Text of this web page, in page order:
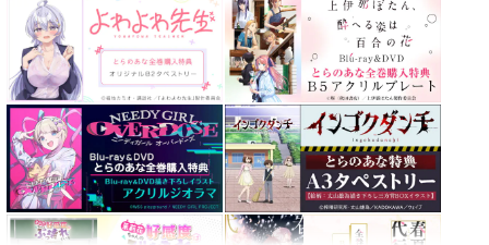
カルデアエミッション
チョコレート・ショッ
プ
2,530円（税込）
Fate/Grand Order
メリュジーヌ
サンプル
FGO OEKAKI Rando
m5
たけさと
1,320 円（税込）
Fate/Grand Order
鈴鹿御前
サンプル
蒐集
羊小屋
専売 787円（税込）
Fate/Grand Order
曲亭馬琴
サンプル